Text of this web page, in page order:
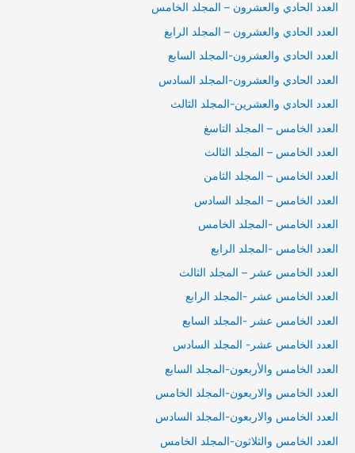
العدد الحادي والعشرون – المجلد الخامس
العدد الحادي والعشرون – المجلد الرابع
العدد الحادي والعشرون-المجلد السابع
العدد الحادي والعشرون-المجلد السادس
العدد الحادي والعشرين-المجلد الثالث
العدد الخامس – المجلد التاسغ
العدد الخامس – المجلد الثالث
العدد الخامس – المجلد الثامن
العدد الخامس – المجلد السادس
العدد الخامس -المجلد الخامس
العدد الخامس -المجلد الرابع
العدد الخامس عشر – المجلد الثالث
العدد الخامس عشر -المجلد الرابع
العدد الخامس عشر -المجلد السابع
العدد الخامس عشر- المجلد السادس
العدد الخامس والأربعون-المجلد السابع
العدد الخامس والاربعون-المجلد الخامس
العدد الخامس والاربعون-المجلد السادس
العدد الخامس والثلاثون-المجلد الخامس